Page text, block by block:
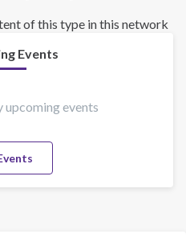
of this type in this network.
Events
upcoming events